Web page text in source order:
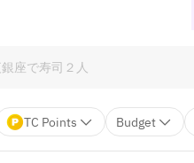
TC Points Budget